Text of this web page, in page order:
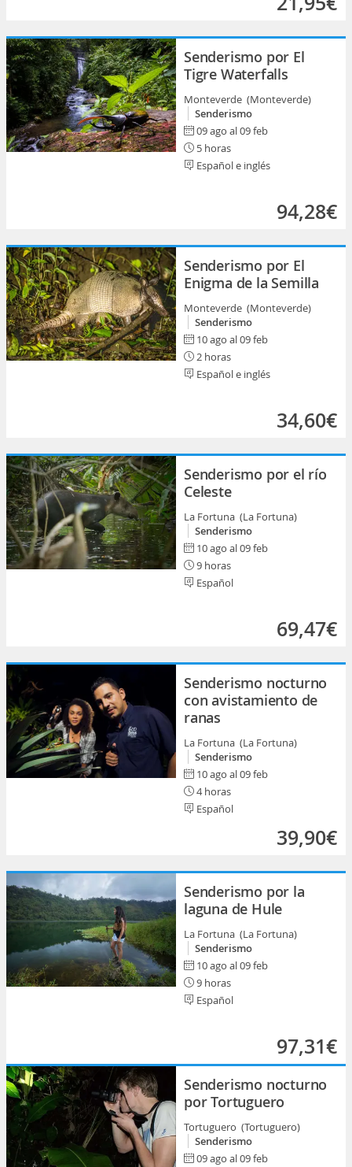
Senderismo por El
Tigre Waterfalls
Monteverde (Monteverde)
Senderismo
09 ago al 09 feb
5 horas
Español e inglés
94,28€
Senderismo por El
Enigma de la Semilla
Monteverde (Monteverde)
Senderismo
10 ago al 09 feb
2 horas
Español e inglés
34,60€
Senderismo por el río
Celeste
La Fortuna (La Fortuna)
Senderismo
10 ago al 09 feb
9 horas
Español
69,47€
Senderismo nocturno
con avistamiento de
ranas
La Fortuna (La Fortuna)
Senderismo
10 ago al 09 feb
4 horas
Español
39,90€
Senderismo por la
laguna de Hule
La Fortuna (La Fortuna)
Senderismo
10 ago al 09 feb
9 horas
Español
97,31€
Senderismo nocturno
por Tortuguero
Tortuguero (Tortuguero)
Senderismo
09 ago al 09 feb